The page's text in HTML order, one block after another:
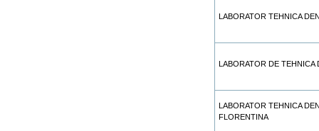
LABORATOR TEHNICA
LABORATOR DE
LABORATOR TEHNICA
FLORENTINA